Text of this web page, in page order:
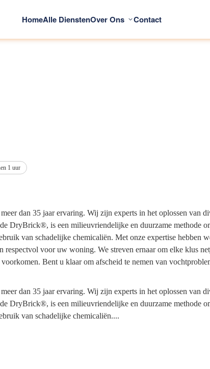
HomeAlle DienstenOver Ons Contact
1 uur
dan 35 jaar ervaring. Wij zijn experts in het oplossen van
DryBrick®, is een milieuvriendelijke en duurzame methode
van schadelijke chemicaliën. Met onze expertise hebben
voor uw woning. We streven ernaar om elke klus
Bent u klaar om afscheid te nemen van
dan 35 jaar ervaring. Wij zijn experts in het oplossen van
DryBrick®, is een milieuvriendelijke en duurzame methode
van schadelijke chemicaliën....